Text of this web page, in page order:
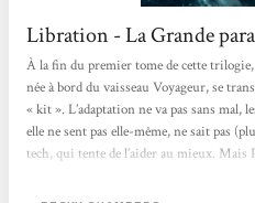
Libration - La Grande
À la fin du premier tome de cette
née à bord du vaisseau Voyageur, se
« kit ». L’adaptation ne va pas sans mal,
elle ne sent pas elle-même, ne sait pas
tech, qui tente de l’aider au mieux. Mais
une usine sous la surveillance des Mères,